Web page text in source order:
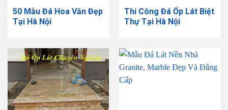
50 Mẫu Đá Hoa Văn Đẹp
Tại Hà Nội
Thi Công Đá Ốp Lát Biệt
Thự Tại Hà Nội